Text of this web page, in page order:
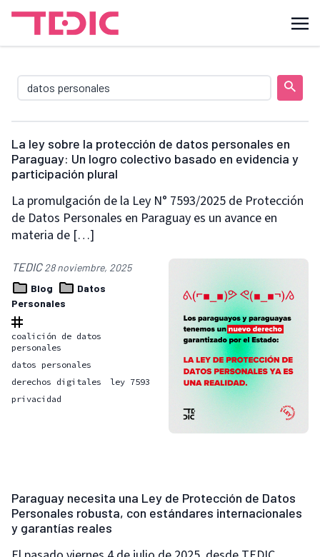
La ley sobre la protección de datos personales en
Paraguay: Un logro colectivo basado en evidencia y
participación plural
La promulgación de la Ley N° 7593/2025 de Protección
de Datos Personales en Paraguay es un avance en
materia de […]
TEDIC28 noviembre, 2025
Blog
Datos
Personales
coalición de datos
personales
datos personales
derechos digitales
ley 7593
privacidad
Paraguay necesita una Ley de Protección de Datos
Personales robusta, con estándares internacionales
y garantías reales